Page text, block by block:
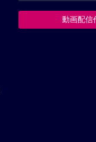
動画配信